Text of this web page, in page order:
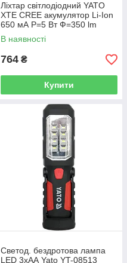
Ліхтар світлодіодний YATO
XTE CREE акумулятор Li-Ion
650 мА Р=5 Вт Ф=350 lm
Ø=27 мм x 94 мм YT-08569
В наявності
764 ₴
Купити
Светод. бездротова лампа
LED 3хАА Yato YT-08513